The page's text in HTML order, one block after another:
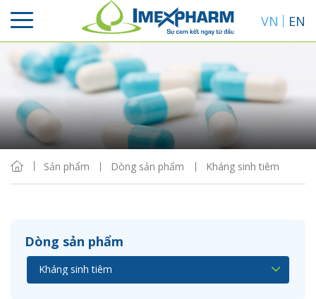
VN EN
Sản phẩm Dòng sản phẩm Kháng sinh tiêm
Dòng sản phẩm
Sắp xếp
Hiển thị